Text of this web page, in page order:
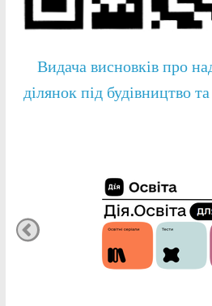
Видача висновків про
ділянок під будівництво